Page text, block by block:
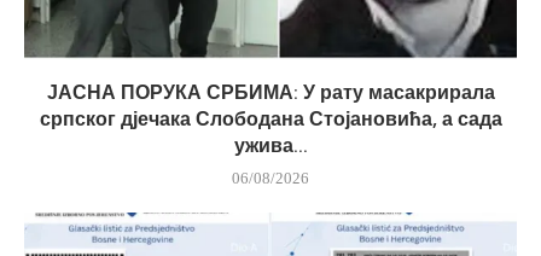
ЈАСНА ПОРУКА СРБИМА: У рату масакрирала
српског дјечака Слободана Стојановића, а сада
ужива...
06/08/2026